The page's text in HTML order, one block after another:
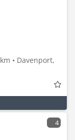
• Davenport,
4